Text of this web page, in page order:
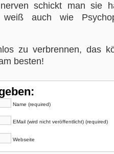
schickt man sie
auch wie
zu verbrennen, das
besten!
Name (required)
EMail (wird nicht veröffentlicht) (required)
Webseite